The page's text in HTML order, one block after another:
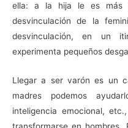
ella: a la hija le es más
desvinculación de la
desvinculación, en un
experimenta pequeños
Llegar a ser varón es un
madres podemos
inteligencia emocional,